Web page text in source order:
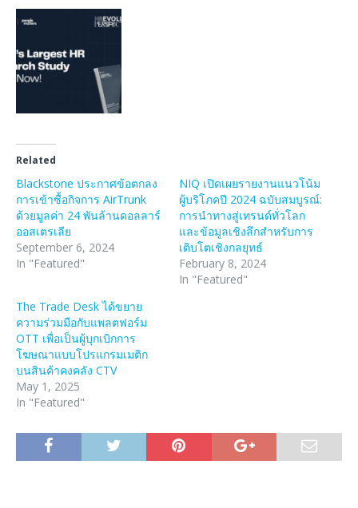
Related
Blackstone ประกาศข้อตกลง
การเข้าซื้อกิจการ AirTrunk
ด้วยมูลค่า 24 พันล้านดอลลาร์
ออสเตรเลีย
September 6, 2024
In "Featured"
NIQ เปิดเผยรายงานแนวโน้ม
ผู้บริโภคปี 2024 ฉบับสมบูรณ์:
การนำทางสู่เทรนด์ทั่วโลก
และข้อมูลเชิงลึกสำหรับการ
เติบโตเชิงกลยุทธ์
February 8, 2024
In "Featured"
The Trade Desk ได้ขยาย
ความร่วมมือกับแพลตฟอร์ม
OTT เพื่อเป็นผู้บุกเบิกการ
โฆษณาแบบโปรแกรมเมติก
บนสินค้าคงคลัง CTV
May 1, 2025
In "Featured"